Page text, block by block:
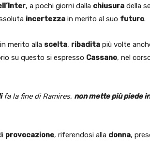
, a pochi giorni dalla chiusura della
incertezza in merito al suo futuro.
merito alla scelta, ribadita più volte
su questo si espresso Cassano, nel
fa la fine di Ramires, non mette più piede
provocazione, riferendosi alla donna,